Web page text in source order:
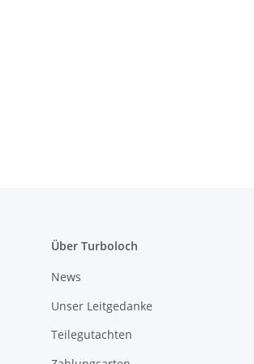
Über Turboloch
News
Unser Leitgedanke
Teilegutachten